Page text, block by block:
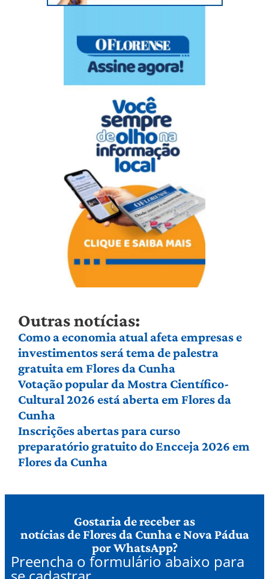
Outras notícias:
Como a economia atual afeta empresas e
investimentos será tema de palestra
gratuita em Flores da Cunha
Votação popular da Mostra Científico-
Cultural 2026 está aberta em Flores da
Cunha
Inscrições abertas para curso
preparatório gratuito do Encceja 2026 em
Flores da Cunha
Gostaria de receber as
notícias de Flores da Cunha e Nova Pádua
por WhatsApp?
Preencha o formulário abaixo para